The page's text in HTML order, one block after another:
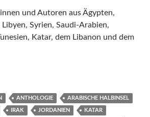
und Autoren aus Ägypten,
Syrien, Saudi-Arabien,
Katar, dem Libanon und dem
über arabische Kinder und
ANTHOLOGIE ARABISCHE HALBINSEL
IRAK JORDANIEN KATAR